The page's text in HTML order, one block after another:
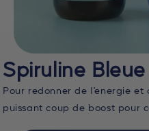
Spiruline
Pour redonner de I'energie
puissant coup de boost pour